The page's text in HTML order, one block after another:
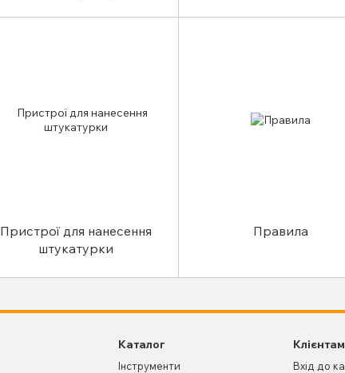
Пристрої для нанесення
штукатурки
Правила
Каталог
Інструменти
Клієнтам
Вхід до